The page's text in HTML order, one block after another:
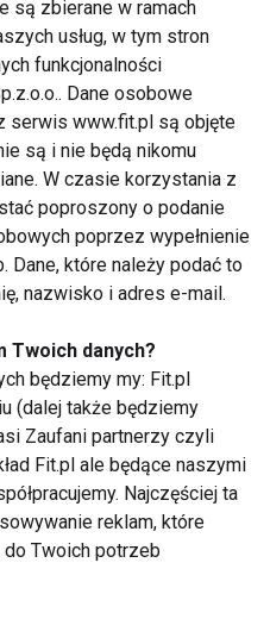
uprawiają sporty
powinny wybrać inną
czyli soczewki nocne,
rozwiązania, które w
i okularów.
jest najczęściej
ulepszenia
i zwiększające
nawracają,
lub optometrysty, by
i rodzaj płynu
upewnić się,
naszymi oczami.
zawsze powinny
wadach wzroku, tzn.
są zbierane w ramach
usług, w tym stron
funkcjonalności
Dane osobowe
serwis www.fit.pl są objęte
są i nie będą nikomu
W czasie korzystania z
poproszony o podanie
poprzez wypełnienie
Dane, które należy podać to
nazwisko i adres e-mail.
Twoich danych?
będziemy my: Fit.pl
(dalej także będziemy
Zaufani partnerzy czyli
Fit.pl ale będące naszymi
Najczęściej ta
reklam, które
Twoich potrzeb